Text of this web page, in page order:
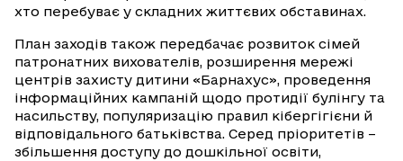
хто перебуває у складних життєвих обставинах.
План заходів також передбачає розвиток сімей
патронатних вихователів, розширення мережі
центрів захисту дитини «Барнахус», проведення
інформаційних кампаній щодо протидії булінгу та
насильству, популяризацію правил кібергігієни й
відповідального батьківства. Серед пріоритетів –
збільшення доступу до дошкільної освіти,